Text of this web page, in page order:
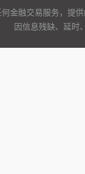
金融交易服务，提
因信息残缺、延时